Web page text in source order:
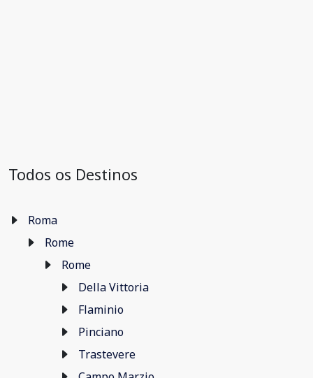
Todos os Destinos
Roma
Rome
Rome
Della Vittoria
Flaminio
Pinciano
Trastevere